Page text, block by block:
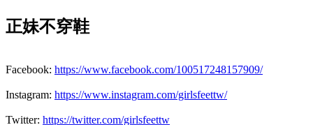
正妹不穿鞋
Facebook: https://www.facebook.com/100517248157909/
Instagram: https://www.instagram.com/girlsfeettw/
Twitter: https://twitter.com/girlsfeettw